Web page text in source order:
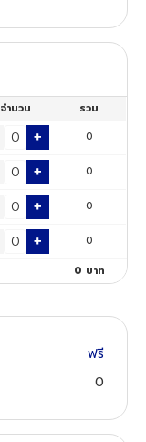
จำนวน
รวม
0
0
0
0
0 บาท
ฟรี
0